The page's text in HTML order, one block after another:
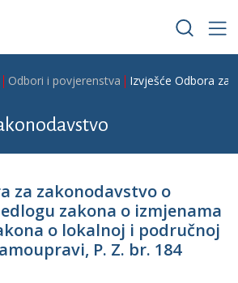
Odbori i povjerenstva Izvješće Odbora za
za zakonodavstvo o
zakona o izmjenama
o lokalnoj i područnoj
P. Z. br. 184